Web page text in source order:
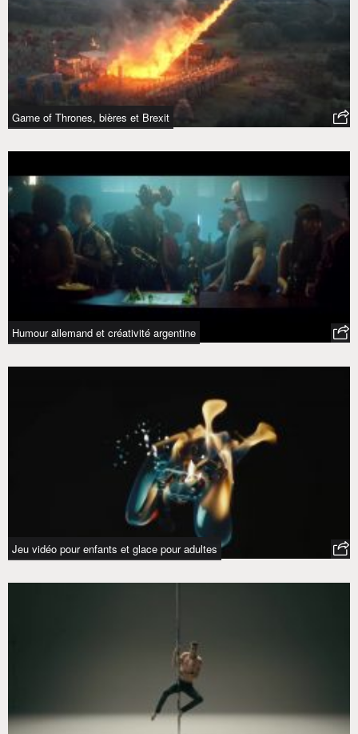
Game of Thrones, bières et Brexit
Humour allemand et créativité argentine
Jeu vidéo pour enfants et glace pour adultes